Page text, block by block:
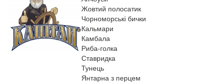
Жовтий полосатик
Чорноморські бички
Кальмари
Камбала
Риба-голка
Ставридка
Тунець
Янтарна з перцем